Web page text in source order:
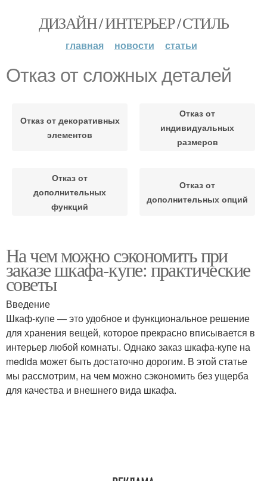
ДИЗАЙН / ИНТЕРЬЕР / СТИЛЬ
главная новости статьи
Отказ от сложных деталей
Отказ от декоративных
элементов
Отказ от
индивидуальных
размеров
Отказ от
дополнительных
функций
Отказ от
дополнительных опций
На чем можно сэкономить при
заказе шкафа-купе: практические
советы
Введение
Шкаф-купе — это удобное и функциональное решение
для хранения вещей, которое прекрасно вписывается в
интерьер любой комнаты. Однако заказ шкафа-купе на
medida может быть достаточно дорогим. В этой статье
мы рассмотрим, на чем можно сэкономить без ущерба
для качества и внешнего вида шкафа.